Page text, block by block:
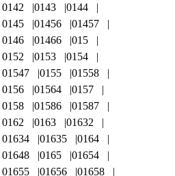
0142
0143
0144
0145
01456
01457
0146
01466
015
0152
0153
0154
01547
0155
01558
0156
01564
0157
0158
01586
01587
0162
0163
01632
01634
01635
0164
01648
0165
01654
01655
01656
01658